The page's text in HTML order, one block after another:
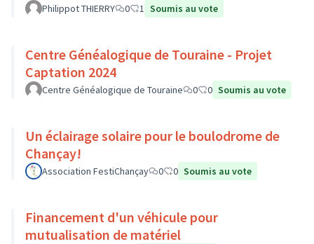
Philippot THIERRY 0 1 Soumis au vote
Centre Généalogique de Touraine - Projet
Captation 2024
Centre Généalogique de Touraine 0 0 Soumis au vote
Un éclairage solaire pour le boulodrome de
Chançay!
Association FestiChançay 0 0 Soumis au vote
Financement d'un véhicule pour
mutualisation de matériel